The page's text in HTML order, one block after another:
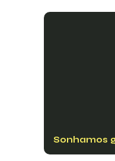
Sonhamos